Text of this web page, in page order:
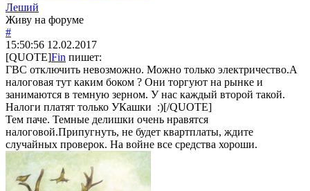
Леший
Живу на форуме
#
15:50:56 12.02.2017
[QUOTE]Fin пишет:
ГВС отключить невозможно. Можно только электричество.А
налоговая тут каким боком ? Они торгуют на рынке и
занимаются в темную зерном. У нас каждый второй такой.
Налоги платят только УКашки :)[/QUOTE]
Тем паче. Темные делишки очень нравятся
налоговой.Припугнуть, не будет квартплаты, ждите
случайных проверок. На войне все средства хороши.